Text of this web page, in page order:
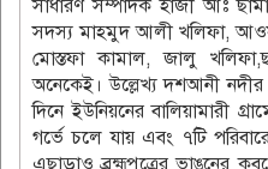
সাধারণ সম্পাদক হাজী আঃ
সদস্য মাহমুদ আলী খলিফা,
মোস্তফা কামাল, জালু
অনেকেই। উল্লেখ্য দশআনী নদীর
দিনে ইউনিয়নের বালিয়ামারী
গর্ভে চলে যায় এবং ৭টি
এছাড়াও ব্রহ্মপুত্রের ভাঙনের